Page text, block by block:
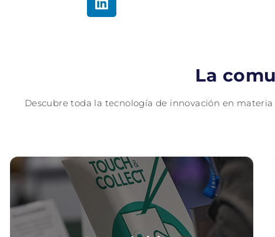
La
Descubre toda la tecnología de innovación en
Por qué visitar